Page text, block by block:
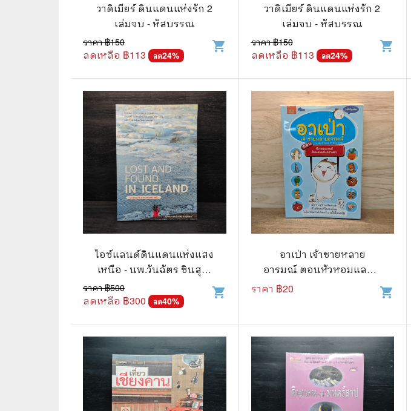
วาดิเมียร์ ดินแดนแห่งรัก 2
เล่มจบ - หัสบรรณ
ราคา ฿150
ลดเหลือ ฿113 ลด24%
shopping_cart
วาดิเมียร์ ดินแดนแห่งรัก 2
เล่มจบ - หัสบรรณ
ราคา ฿150
ลดเหลือ ฿113 ลด24%
shopping_cart
ไอซ์แลนด์ดินแดนแห่งแสง
เหนือ - นพ.วันฉัตร ชินสุวา
ราคา ฿500
ลดเหลือ ฿300 ลด40%
shopping_cart
อาเป่า เจ้าชายหลาย
อารมณ์ ตอนหัวหอมแลนด์
ดินแดนแห่งความฮา
ราคา ฿20 shopping_cart
🌠 โหราศาสตร์ การทำนาย
☸️ ธรรมะ ศาสนา ปรัชญา
🏙️ การเมือง สังคมศาสตร์
🧳 ท่องเที่ยว ประสบการณ์ท่องเที่ยว
💃 งานอดิเรก อาชีพ
🌎 สารคดี ความรู้รอบตัว
💎 เพชร พลอย อัญมณี
🛸 วิทยาศาสตร์ คณิตศาสตร์
🌾 พืช สัตว์
🥘 อาหาร สุขภาพ ความงาม
👪 ครอบครัว การเลี้ยงลูก
🏡 บ้านและสวน
🎸 ดนตรี ภาพยนตร์
⚽ กีฬา เกม
👸 นางงาม
😼 หนังสือการ์ตูน
📚 การ์ตูนชุด
👨‍❤️‍👨 การ์ตูนวาย การ์ตูนยูริ
🕰️ การ์ตูนยุคเก่า
❤️ รัก โรแมนติก
🎭 ดราม่า ชีวิต เรื่องจริง
💀 ผี สยองขวัญ ระทึกขวัญ
🐾 เกี่ยวกับสัตว์
🎻 การ์ตูนดนตรี
🍳 การ์ตูนทำอาหาร
⚔️ ต่อสู้ แอ๊คชั่น
⚽ การ์ตูนกีฬา
😀 ตลก